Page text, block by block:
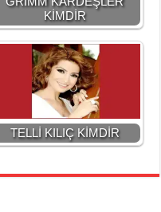
KİMDİR
TELLİ KILIÇ KİMDİR